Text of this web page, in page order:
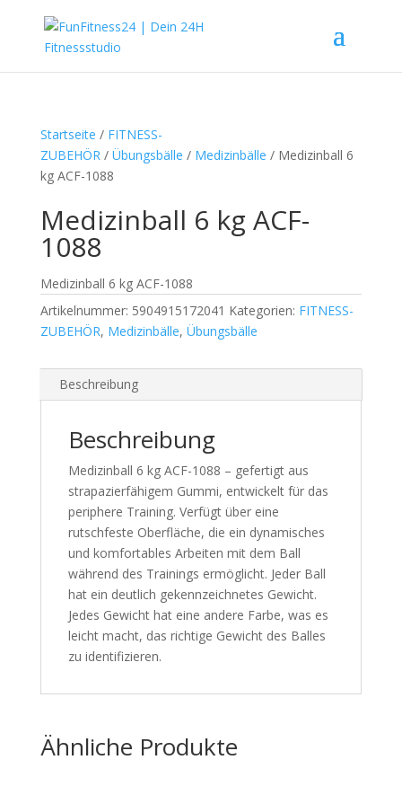
Startseite / FITNESS-
ZUBEHÖR/ Übungsbälle / Medizinbälle / Medizinball 6
kg ACF-1088
Medizinball 6 kg ACF-
1088
Medizinball 6 kg ACF-1088
Artikelnummer: 5904915172041 Kategorien: FITNESS-
ZUBEHÖR, Medizinbälle, Übungsbälle
Beschreibung
Beschreibung
Medizinball 6 kg ACF-1088 – gefertigt aus
strapazierfähigem Gummi, entwickelt für das
periphere Training. Verfügt über eine
rutschfeste Oberfläche, die ein dynamisches
und komfortables Arbeiten mit dem Ball
während des Trainings ermöglicht. Jeder Ball
hat ein deutlich gekennzeichnetes Gewicht.
Jedes Gewicht hat eine andere Farbe, was es
leicht macht, das richtige Gewicht des Balles
zu identifizieren.
Ähnliche Produkte